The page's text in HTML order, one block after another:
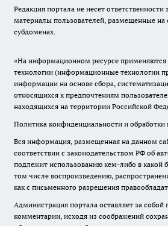
Редакция портала не несет
материалы пользователей, размещенные на
субдоменах.
«На информационном ресурсе применяются
технологии (информационные технологии
информации на основе сбора,
относящихся к предпочтениям
находящихся на территории Российской
Политика конфиденциальности и
Вся информация, размещенная на данном
соответствии с законодательством РФ об
подлежит использованию кем-либо в какой
том числе воспроизведению,
как с письменного разрешения
Администрация портала оставляет за собой
комментарии, исходя из соображений